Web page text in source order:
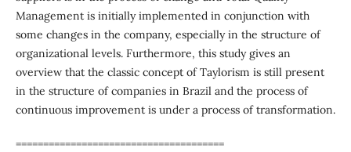
Management is initially implemented in conjunction with
some changes in the company, especially in the structure of
organizational levels. Furthermore, this study gives an
overview that the classic concept of Taylorism is still present
in the structure of companies in Brazil and the process of
continuous improvement is under a process of transformation.
======================================